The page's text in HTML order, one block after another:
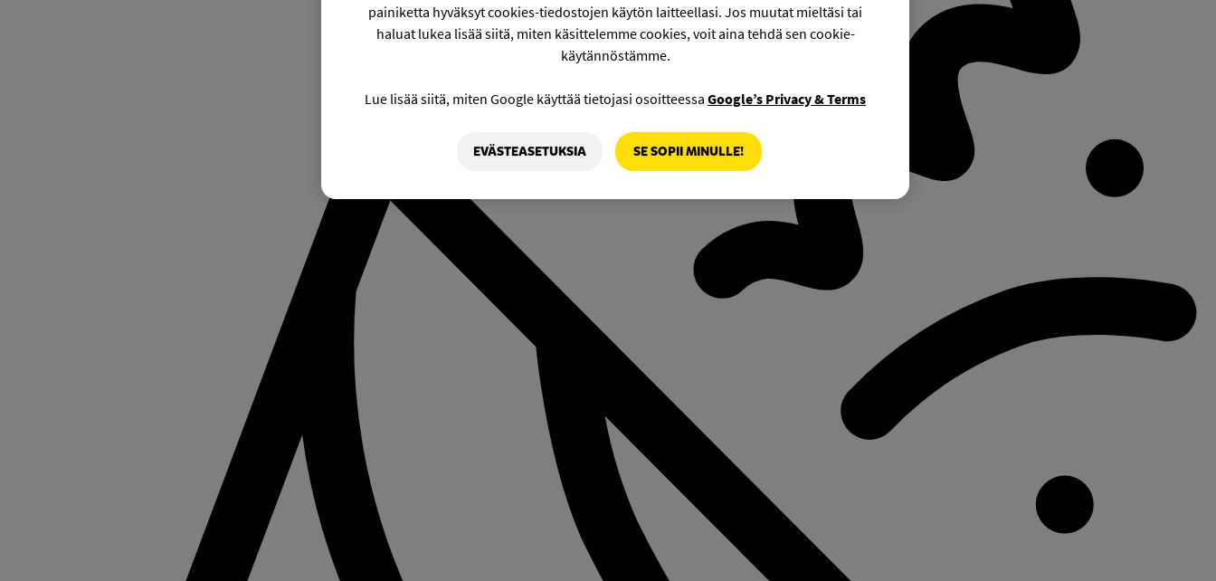
painiketta hyväksyt cookies-tiedostojen käytön laitteellasi. Jos muutat mieltäsi tai
haluat lukea lisää siitä, miten käsittelemme cookies, voit aina tehdä sen cookie-
käytännöstämme.
Lue lisää siitä, miten Google käyttää tietojasi osoitteessa Google’s Privacy & Terms
EVÄSTEASETUKSIA SE SOPII MINULLE!